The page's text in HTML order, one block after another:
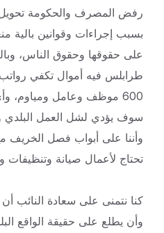
رفض المصرف والحكومة تحويل
بسبب إجراءات وقوانين بالية
على حقوقها وحقوق الناس،
طرابلس فيه أموال تكفي
600 موظف وعامل
سوف يؤدي لشل العمل البلدي
وأننا على أبواب فصل الخريف
تحتاج لأعمال صيانة وتنظيفات
كنا نتمنى على سعادة النائب
وأن يطلع على حقيقة الواقع